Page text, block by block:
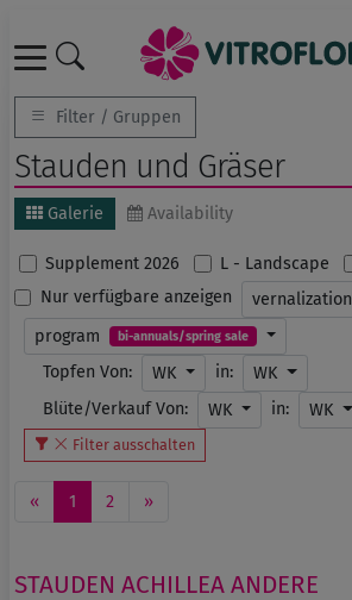
Filter / Gruppen
Stauden und Gräser
Galerie Availability
Supplement 2026 L - Landscape
Nur verfügbare anzeigen
vernalization
program
bi-annuals/spring sale
Topfen Von: WK in:
WK
Blüte/Verkauf Von:
WK in: WK
Filter ausschalten
« 1 2 »
STAUDEN ACHILLEA ANDERE